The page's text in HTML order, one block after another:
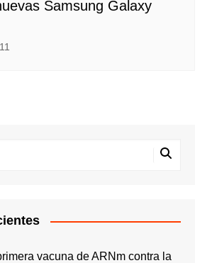
Samsung Galaxy
vacuna de ARNm contra la